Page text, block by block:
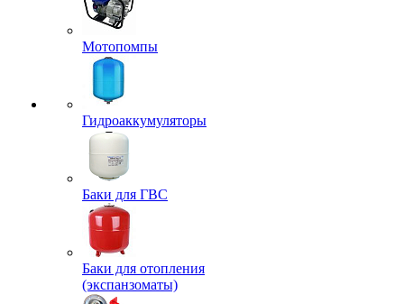
Мотопомпы
Гидроаккумуляторы
Баки для ГВС
Баки для отопления
(экспанзоматы)